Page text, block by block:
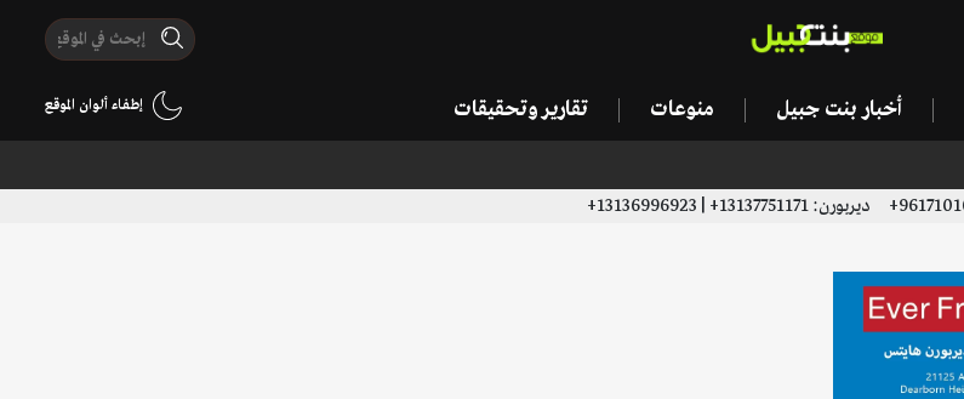
أخبار بنت جبيل منوعات تقارير وتحقيقات إطفاء ألوان الموقع